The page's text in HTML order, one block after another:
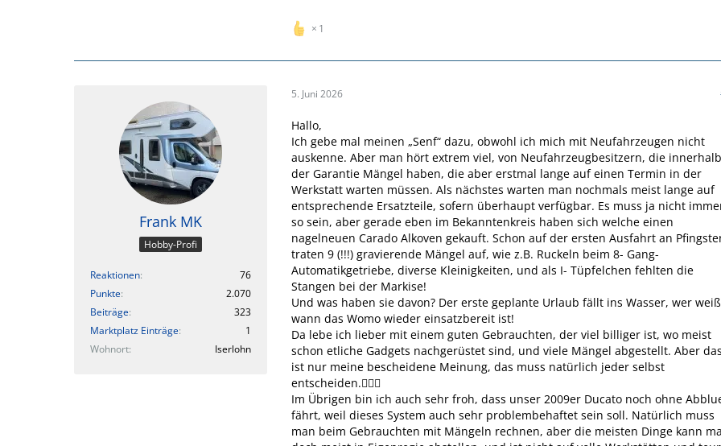
1
Frank MK
Hobby-Profi
Reaktionen
76
Punkte
2.070
Beiträge
323
Marktplatz Einträge
1
Wohnort
Iserlohn
5. Juni 2026
Hallo,
Ich gebe mal meinen „Senf“ dazu, obwohl ich mich mit Neufahrzeugen nicht
auskenne. Aber man hört extrem viel, von Neufahrzeugbesitzern, die innerhalb
der Garantie Mängel haben, die aber erstmal lange auf einen Termin in der
Werkstatt warten müssen. Als nächstes warten man nochmals meist lange auf
entsprechende Ersatzteile, sofern überhaupt verfügbar. Es muss ja nicht
so sein, aber gerade eben im Bekanntenkreis haben sich welche einen
nagelneuen Carado Alkoven gekauft. Schon auf der ersten Ausfahrt an
traten 9 (!!!) gravierende Mängel auf, wie z.B. Ruckeln beim 8- Gang-
Automatikgetriebe, diverse Kleinigkeiten, und als I- Tüpfelchen fehlten die
Stangen bei der Markise!
Und was haben sie davon? Der erste geplante Urlaub fällt ins Wasser, wer
wann das Womo wieder einsatzbereit ist!
Da lebe ich lieber mit einem guten Gebrauchten, der viel billiger ist, wo meist
schon etliche Gadgets nachgerüstet sind, und viele Mängel abgestellt. Aber das
ist nur meine bescheidene Meinung, das muss natürlich jeder selbst
entscheiden.🤷🏼‍♂️
Im Übrigen bin ich auch sehr froh, dass unser 2009er Ducato noch ohne
fährt, weil dieses System auch sehr problembehaftet sein soll. Natürlich muss
man beim Gebrauchten mit Mängeln rechnen, aber die meisten Dinge kann